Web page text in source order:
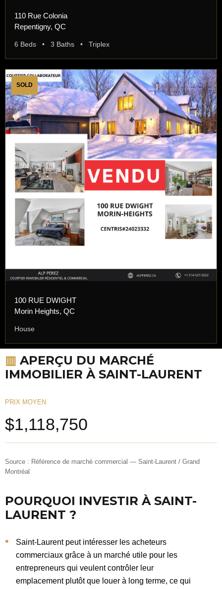
110 Rue Colonia
Repentigny, QC
6 Beds • 3 Baths • Triplex
SOLD
100 RUE DWIGHT
Morin Heights, QC
House
▥ APERÇU DU MARCHÉ
IMMOBILIER À SAINT-LAURENT
PRIX MOYEN
$1,118,750
Source : Référence de marché commercial — Saint-Laurent / Grand
Montréal
POURQUOI INVESTIR À SAINT-
LAURENT ?
Saint-Laurent peut intéresser les acheteurs
commerciaux grâce à un marché utile pour les
entrepreneurs qui veulent contrôler leur
emplacement plutôt que louer à long terme, ce qui